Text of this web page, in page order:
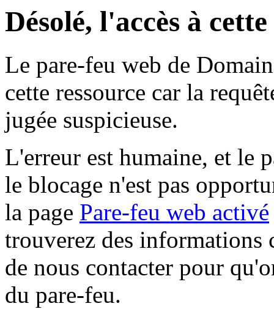
Désolé, l'accès à
Le pare-feu web de
cette ressource car la
jugée suspicieuse.
L'erreur est humaine, et le
le blocage n'est pas
la page Pare-feu web activé
trouverez des informations
de nous contacter pour
du pare-feu.